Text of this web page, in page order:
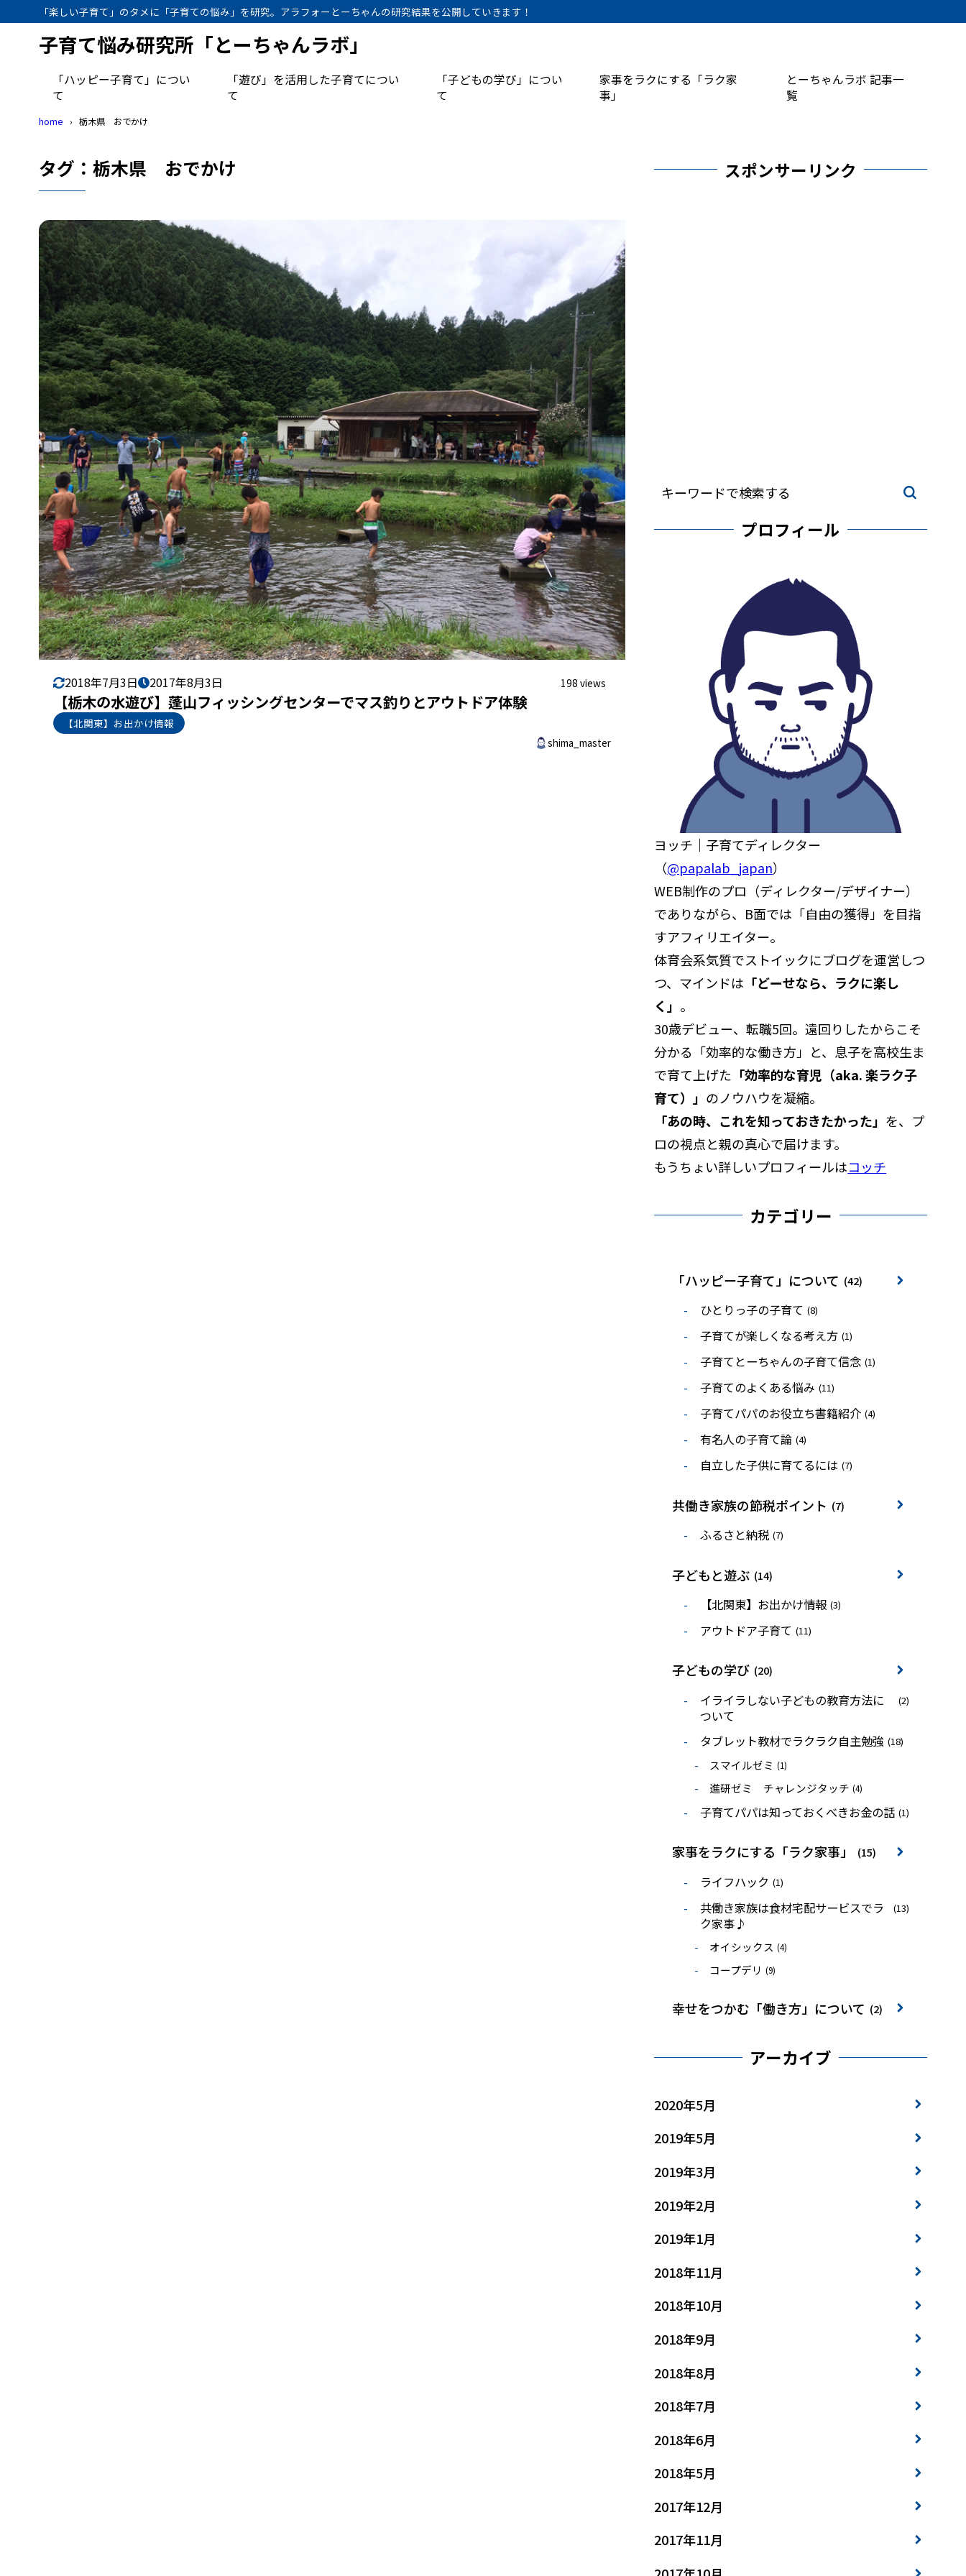
「楽しい子育て」のタメに「子育ての悩み」を研究。アラフォーとーちゃんの研究結果を公開していきます！
子育て悩み研究所「とーちゃんラボ」
「ハッピー子育て」につい
て
「遊び」を活用した子育てについ
て
「子どもの学び」につい
て
家事をラクにする「ラク家
事」
とーちゃんラボ 記事一
覧
home 栃木県 おでかけ
タグ：栃木県 おでかけ
2018年7月3日 2017年8月3日 198 views
【栃木の水遊び】蓬山フィッシングセンターでマス釣りとアウトドア体験
【北関東】お出かけ情報
shima_master
スポンサーリンク
プロフィール
ヨッチ｜子育てディレクター
（@papalab_japan）
WEB制作のプロ（ディレクター/デザイナー）
でありながら、B面では「自由の獲得」を目指
すアフィリエイター。
体育会系気質でストイックにブログを運営しつ
つ、マインドは 「どーせなら、ラクに楽し
く」 。
30歳デビュー、転職5回。遠回りしたからこそ
分かる「効率的な働き方」と、息子を高校生ま
で育て上げた 「効率的な育児（aka. 楽ラク子
育て）」 のノウハウを凝縮。
「あの時、これを知っておきたかった」 を、プ
ロの視点と親の真心で届けます。
もうちょい詳しいプロフィールはコッチ
カテゴリー
「ハッピー子育て」について (42)
ひとりっ子の子育て (8)
子育てが楽しくなる考え方 (1)
子育てとーちゃんの子育て信念 (1)
子育てのよくある悩み (11)
子育てパパのお役立ち書籍紹介 (4)
有名人の子育て論 (4)
自立した子供に育てるには (7)
共働き家族の節税ポイント (7)
ふるさと納税 (7)
子どもと遊ぶ (14)
【北関東】お出かけ情報 (3)
アウトドア子育て (11)
子どもの学び (20)
イライラしない子どもの教育方法に
ついて
(2)
タブレット教材でラクラク自主勉強 (18)
スマイルゼミ (1)
進研ゼミ チャレンジタッチ (4)
子育てパパは知っておくべきお金の話 (1)
家事をラクにする「ラク家事」 (15)
ライフハック (1)
共働き家族は食材宅配サービスでラ
ク家事♪
(13)
オイシックス (4)
コープデリ (9)
幸せをつかむ「働き方」について (2)
アーカイブ
2020年5月
2019年5月
2019年3月
2019年2月
2019年1月
2018年11月
2018年10月
2018年9月
2018年8月
2018年7月
2018年6月
2018年5月
2017年12月
2017年11月